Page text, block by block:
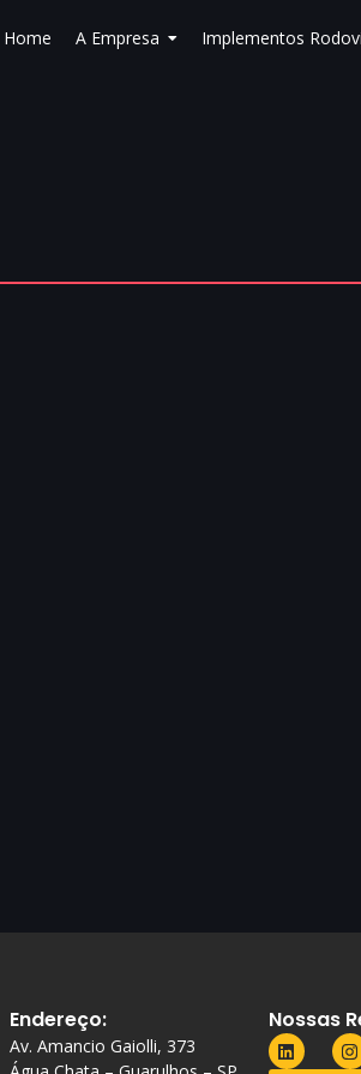
Home A Empresa Implementos
Endereço:
Av. Amancio Gaiolli, 373
Nossas